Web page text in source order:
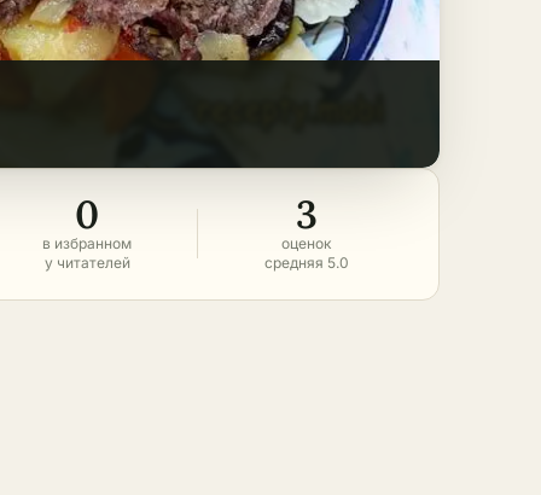
0
в избранном
у читателей
3
оценок
средняя 5.0